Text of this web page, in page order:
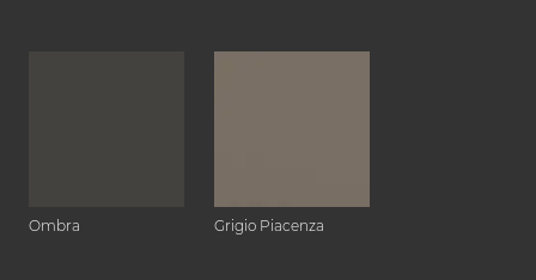
Ombra Grigio Piacenza